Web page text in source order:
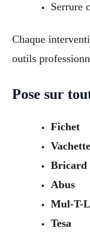
Serrure
Chaque
outils
Pose sur
Fichet
Vachette
Bricard
Abus
Mul-T-
Tesa